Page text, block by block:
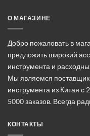
О МАГАЗИНЕ
Добро пожаловать в
предложить широкий
инструмента и
Мы являемся
инструмента из Китая
5000 заказов. Всегда
КОНТАКТЫ